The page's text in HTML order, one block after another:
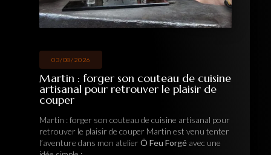
03/08/2026
Martin : forger son couteau de cuisine
artisanal pour retrouver le plaisir de
couper
Martin : forger son couteau de cuisine artisanal pour
retrouver le plaisir de couper Martin est venu tenter
l’aventure dans mon atelierÔ Feu Forgé avec une